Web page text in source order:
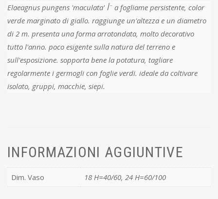
Elaeagnus pungens 'maculata' أ¨ a fogliame persistente, color
verde marginato di giallo. raggiunge un'altezza e un diametro
di 2 m. presenta una forma arrotondata, molto decorativo
tutto l'anno. poco esigente sulla natura del terreno e
sull'esposizione. sopporta bene la potatura, tagliare
regolarmente i germogli con foglie verdi. ideale da coltivare
isolato, gruppi, macchie, siepi.
INFORMAZIONI AGGIUNTIVE
Dim. Vaso 18 H=40/60, 24 H=60/100